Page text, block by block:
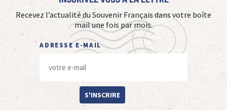
Recevez l’actualité du Souvenir Français dans votre boîte
mail une fois par mois.
ADRESSE E-MAIL
S'INSCRIRE